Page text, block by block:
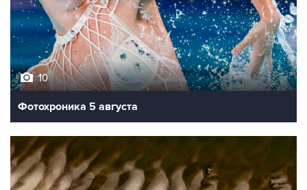
10
Фотохроника 5 августа